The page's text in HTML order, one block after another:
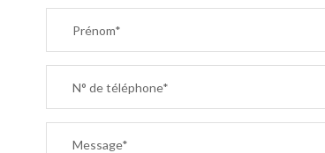
Prénom*
N° de téléphone*
Message*